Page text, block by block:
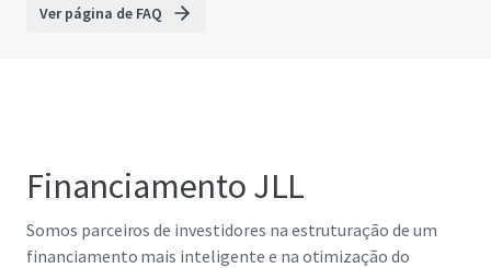
Ver página de FAQ
Financiamento JLL
Somos parceiros de investidores na estruturação de um
financiamento mais inteligente e na otimização do